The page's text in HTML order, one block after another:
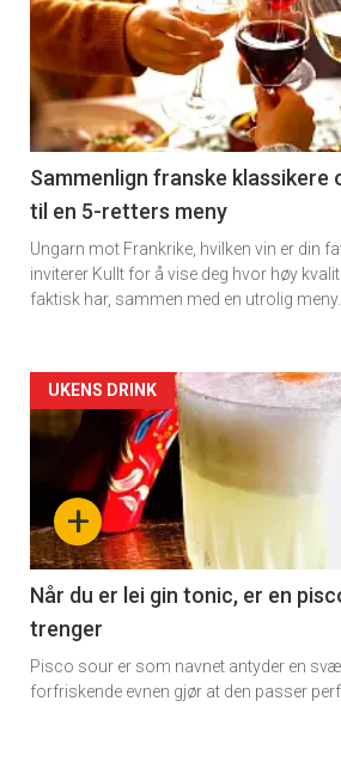
akkurat
nå
-
5
Sammenlign franske klassikere
til en 5-retters meny
Ungarn mot Frankrike, hvilken vin er din
inviterer Kullt for å vise deg hvor høy
faktisk har, sammen med en utrolig meny.
Forsiden
akkurat
nå
-
6
+
UKENS DRINK
Når du er lei gin tonic, er en
trenger
Pisco sour er som navnet antyder en
forfriskende evnen gjør at den passer